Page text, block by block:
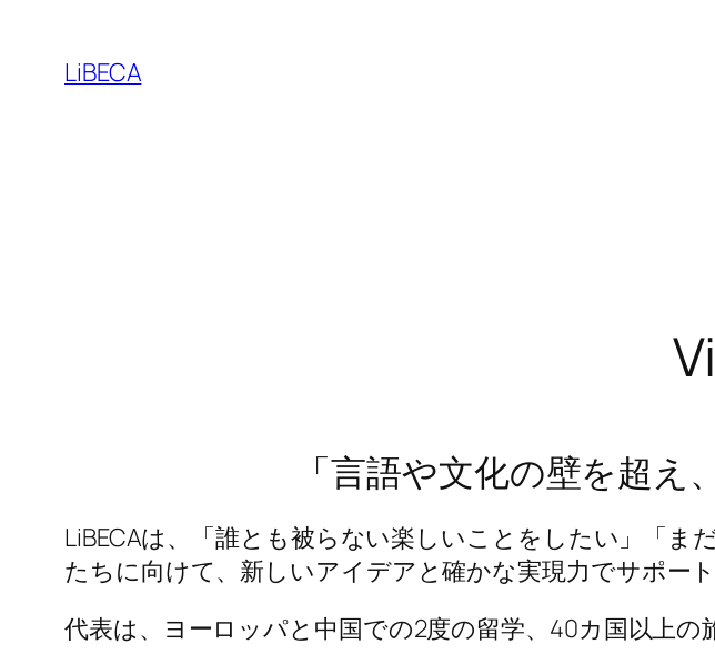
LiBECA
「言語や文化の壁を超え
LiBECAは、「誰とも被らない楽しいことをしたい」「
たちに向けて、新しいアイデアと確かな実現力でサポー
代表は、ヨーロッパと中国での2度の留学、40カ国以上